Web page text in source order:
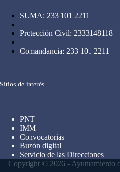
SUMA: 233 101 2211
Protección Civil: 2333148118
Comandancia: 233 101 2211
Sitios de interés
PNT
IMM
Convocatorias
Buzón digital
Servicio de las Direcciones
Copyright © 2026 - Ayuntamiento